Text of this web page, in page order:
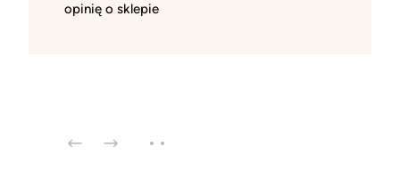
opinię o sklepie